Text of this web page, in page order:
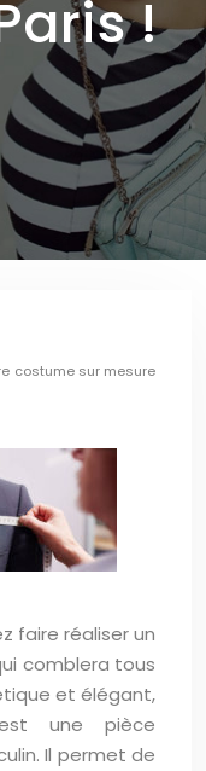
!
costume sur mesure
faire réaliser un
comblera tous
et élégant,
une pièce
Il permet de